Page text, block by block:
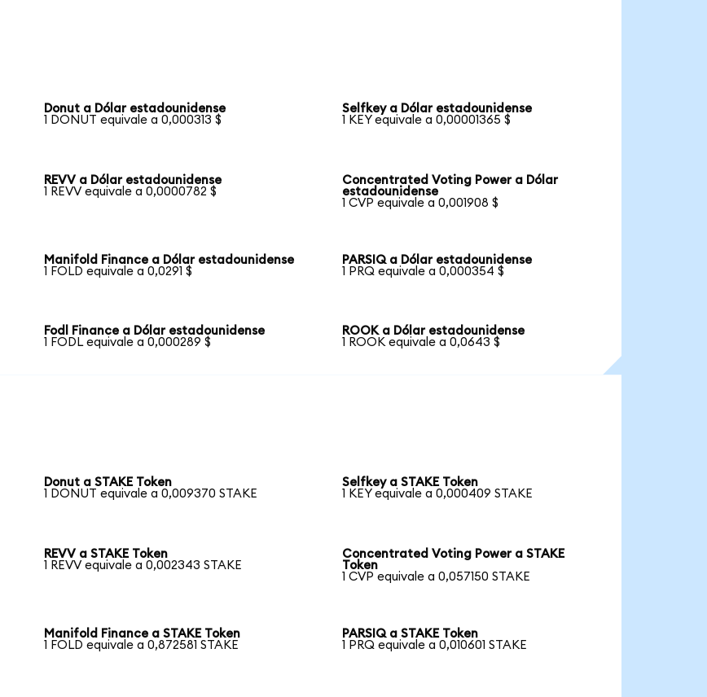
Donut a Dólar estadounidense
1 DONUT equivale a 0,000313 $
Selfkey a Dólar estadounidense
1 KEY equivale a 0,00001365 $
REVV a Dólar estadounidense
1 REVV equivale a 0,0000782 $
Concentrated Voting Power a Dólar
estadounidense
1 CVP equivale a 0,001908 $
Manifold Finance a Dólar estadounidense
1 FOLD equivale a 0,0291 $
PARSIQ a Dólar estadounidense
1 PRQ equivale a 0,000354 $
Fodl Finance a Dólar estadounidense
1 FODL equivale a 0,000289 $
ROOK a Dólar estadounidense
1 ROOK equivale a 0,0643 $
Donut a STAKE Token
1 DONUT equivale a 0,009370 STAKE
Selfkey a STAKE Token
1 KEY equivale a 0,000409 STAKE
REVV a STAKE Token
1 REVV equivale a 0,002343 STAKE
Concentrated Voting Power a STAKE
Token
1 CVP equivale a 0,057150 STAKE
Manifold Finance a STAKE Token
1 FOLD equivale a 0,872581 STAKE
PARSIQ a STAKE Token
1 PRQ equivale a 0,010601 STAKE